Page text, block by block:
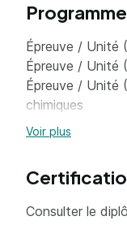
intervenir :
dans les
réseaux
dans les
de
Programme
Épreuve / Unité
Épreuve / Unité
Épreuve / Unité
chimiques
Épreuve / Unité
compte la
Épreuve / Unité
d'interventions
Voir plus
Consulter le